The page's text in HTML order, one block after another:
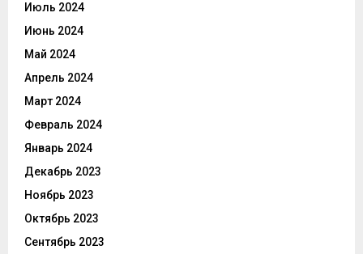
Июль 2024
Июнь 2024
Май 2024
Апрель 2024
Март 2024
Февраль 2024
Январь 2024
Декабрь 2023
Ноябрь 2023
Октябрь 2023
Сентябрь 2023